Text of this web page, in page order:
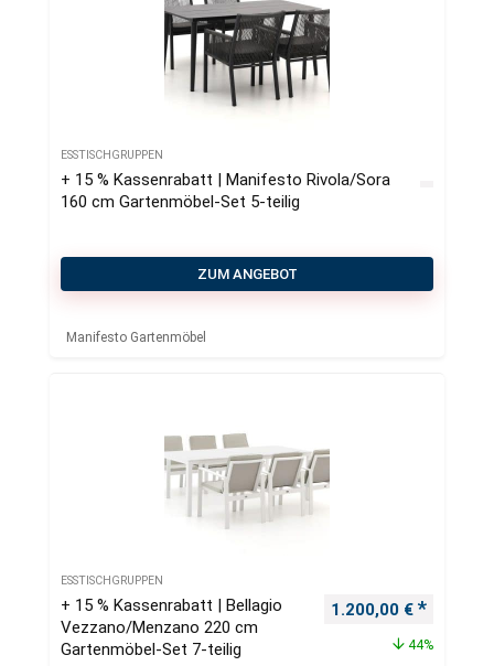
ESSTISCHGRUPPEN
+ 15 % Kassenrabatt | Manifesto Rivola/Sora
160 cm Gartenmöbel-Set 5-teilig
ZUM ANGEBOT
Manifesto Gartenmöbel
ESSTISCHGRUPPEN
+ 15 % Kassenrabatt | Bellagio
Vezzano/Menzano 220 cm
Gartenmöbel-Set 7-teilig
Ursprünglicher
1.200,00 €
44%